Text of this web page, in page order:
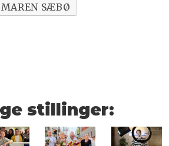
MAREN SÆBØ
stillinger: